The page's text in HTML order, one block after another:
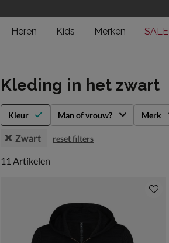
Heren Kids Merken SALE
Kleding in het zwart
Kleur Man of vrouw? Merk
Zwart reset filters
11 artikelen
11 Artikelen